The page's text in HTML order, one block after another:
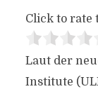
Click to rate
Laut der
Institute